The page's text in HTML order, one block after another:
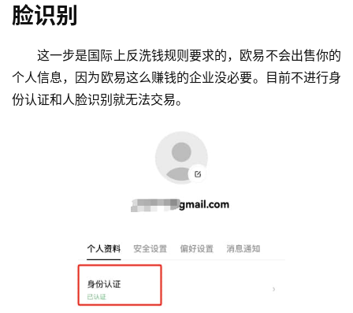
脸识别
这一步是国际上反洗钱规则要求的，欧易不会出售你的
个人信息，因为欧易这么赚钱的企业没必要。目前不进行身
份认证和人脸识别就无法交易。